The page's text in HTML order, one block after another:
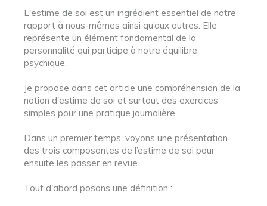
L'estime de soi est un ingrédient essentiel de notre
rapport à nous-mêmes ainsi qu’aux autres. Elle
représente un élément fondamental de la
personnalité qui participe à notre équilibre
psychique.
Je propose dans cet article une compréhension de la
notion d'estime de soi et surtout des exercices
simples pour une pratique journalière.
Dans un premier temps, voyons une présentation
des trois composantes de l’estime de soi pour
ensuite les passer en revue.
Tout d'abord posons une définition :